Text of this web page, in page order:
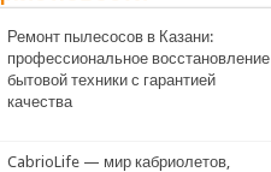
Ремонт пылесосов в Казани:
профессиональное восстановление
бытовой техники с гарантией
качества
CabrioLife — мир кабриолетов,